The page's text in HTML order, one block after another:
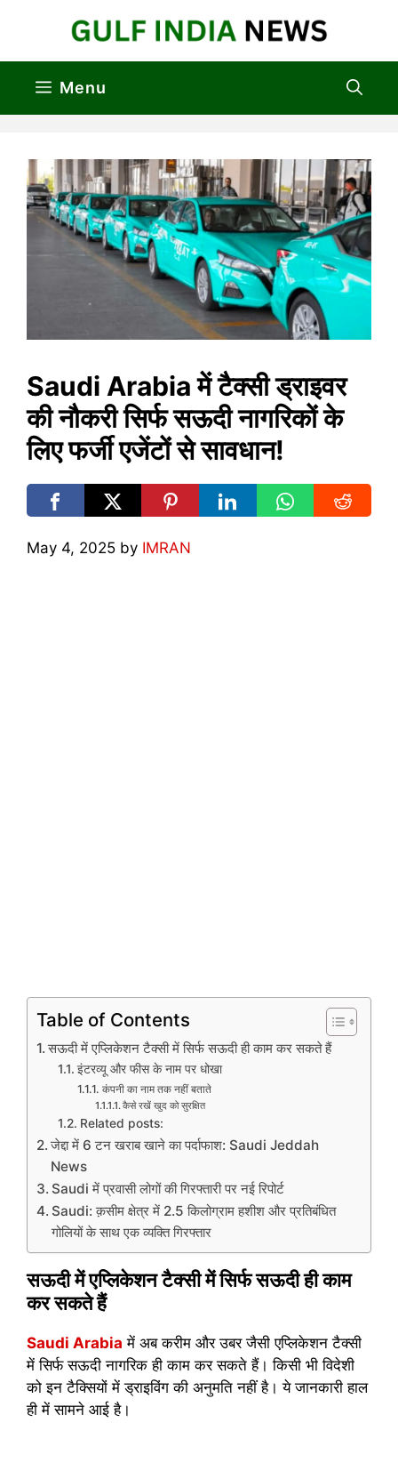
Menu
Saudi Arabia में टैक्सी ड्राइवर
की नौकरी सिर्फ सऊदी नागरिकों के
लिए फर्जी एजेंटों से सावधान!
May 4, 2025 by IMRAN
Table of Contents
सऊदी में एप्लिकेशन टैक्सी में सिर्फ सऊदी ही काम कर सकते हैं
इंटरव्यू और फीस के नाम पर धोखा
कंपनी का नाम तक नहीं बताते
कैसे रखें खुद को सुरक्षित
Related posts:
जेद्दा में 6 टन खराब खाने का पर्दाफाश: Saudi Jeddah
News
Saudi में प्रवासी लोगों की गिरफ्तारी पर नई रिपोर्ट
Saudi: क़सीम क्षेत्र में 2.5 किलोग्राम हशीश और प्रतिबंधित
गोलियों के साथ एक व्यक्ति गिरफ्तार
सऊदी में एप्लिकेशन टैक्सी में सिर्फ सऊदी ही काम
कर सकते हैं
Saudi Arabia में अब करीम और उबर जैसी एप्लिकेशन टैक्सी
में सिर्फ सऊदी नागरिक ही काम कर सकते हैं। किसी भी विदेशी
को इन टैक्सियों में ड्राइविंग की अनुमति नहीं है। ये जानकारी हाल
ही में सामने आई है।